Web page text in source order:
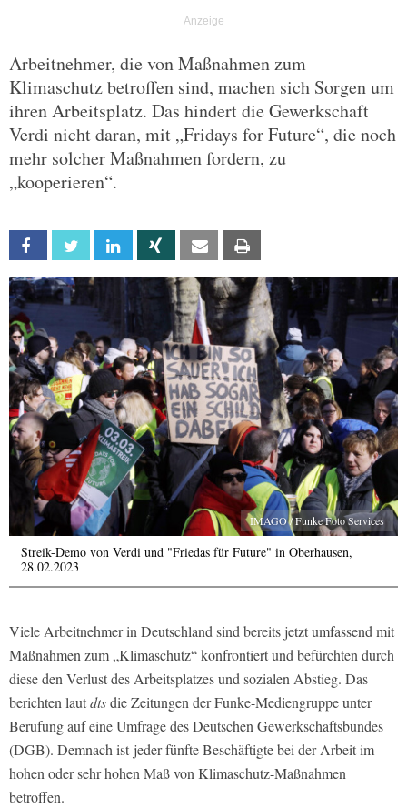
Arbeitnehmer, die von Maßnahmen zum
Klimaschutz betroffen sind, machen sich Sorgen um
ihren Arbeitsplatz. Das hindert die Gewerkschaft
Verdi nicht daran, mit „Fridays for Future“, die noch
mehr solcher Maßnahmen fordern, zu
„kooperieren“.
Facebook Twitter Linkedin Xing Email
IMAGO / Funke Foto Services
Streik-Demo von Verdi und "Friedas für Future" in Oberhausen,
28.02.2023
Viele Arbeitnehmer in Deutschland sind bereits jetzt umfassend mit
Maßnahmen zum „Klimaschutz“ konfrontiert und befürchten durch
diese den Verlust des Arbeitsplatzes und sozialen Abstieg. Das
berichten lautdtsdie Zeitungen der Funke-Mediengruppe unter
Berufung auf eine Umfrage des Deutschen Gewerkschaftsbundes
(DGB). Demnach ist jeder fünfte Beschäftigte bei der Arbeit im
hohen oder sehr hohen Maß von Klimaschutz-Maßnahmen
betroffen.